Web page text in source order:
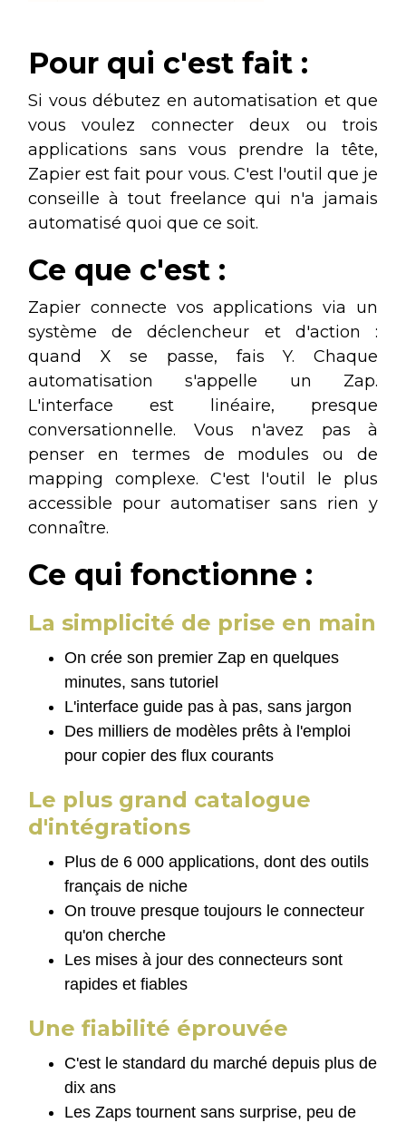
Pour qui c'est fait :
Si vous débutez en automatisation et que
vous voulez connecter deux ou trois
applications sans vous prendre la tête,
Zapier est fait pour vous. C'est l'outil que je
conseille à tout freelance qui n'a jamais
automatisé quoi que ce soit.
Ce que c'est :
Zapier connecte vos applications via un
système de déclencheur et d'action :
quand X se passe, fais Y. Chaque
automatisation s'appelle un Zap.
L'interface est linéaire, presque
conversationnelle. Vous n'avez pas à
penser en termes de modules ou de
mapping complexe. C'est l'outil le plus
accessible pour automatiser sans rien y
connaître.
Ce qui fonctionne :
La simplicité de prise en main
On crée son premier Zap en quelques
minutes, sans tutoriel
L'interface guide pas à pas, sans jargon
Des milliers de modèles prêts à l'emploi
pour copier des flux courants
Le plus grand catalogue
d'intégrations
Plus de 6 000 applications, dont des outils
français de niche
On trouve presque toujours le connecteur
qu'on cherche
Les mises à jour des connecteurs sont
rapides et fiables
Une fiabilité éprouvée
C'est le standard du marché depuis plus de
dix ans
Les Zaps tournent sans surprise, peu de